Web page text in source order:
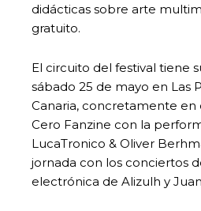
didácticas sobre arte
gratuito.
El circuito del festival tiene
sábado 25 de mayo en Las
Canaria, concretamente en
Cero Fanzine con la
LucaTronico & Oliver
jornada con los conciertos
electrónica de Alizulh y